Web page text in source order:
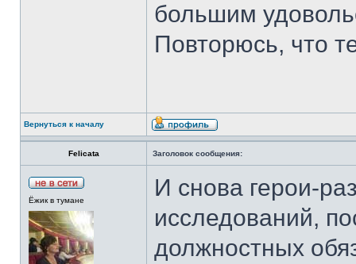
большим
Повторюсь, что
Вернуться к началу
Felicata Заголовок сообщения:
Ёжик в тумане
И снова герои-
исследований,
должностных